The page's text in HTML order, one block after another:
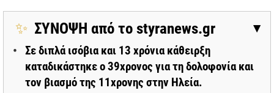
✨ ΣΥΝΟΨΗ από το styranews.gr ▶
Σε διπλά ισόβια και 13 χρόνια κάθειρξη
καταδικάστηκε ο 39χρονος για τη δολοφονία και
τον βιασμό της 11χρονης στην Ηλεία.